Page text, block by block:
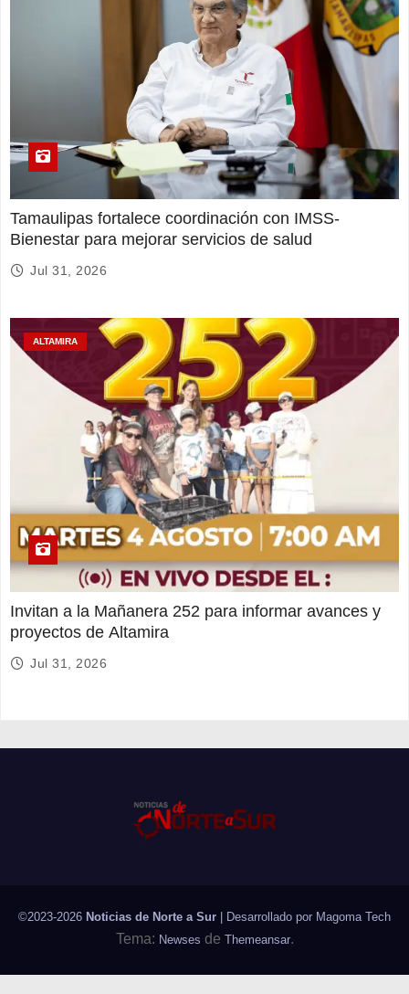
Tamaulipas fortalece coordinación con IMSS-
Bienestar para mejorar servicios de salud
Jul 31, 2026
ALTAMIRA
Invitan a la Mañanera 252 para informar avances y
proyectos de Altamira
Jul 31, 2026
©2023-2026 Noticias de Norte a Sur | Desarrollado por Magoma Tech
Tema: Newses de Themeansar.